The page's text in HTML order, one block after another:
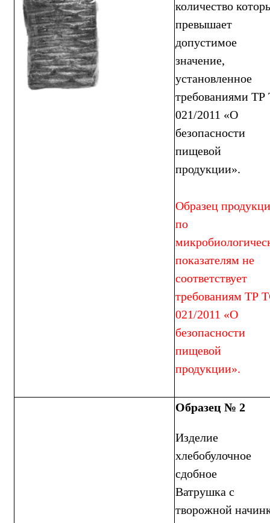
количество
превышает
допустимое
значение,
установленное
требованиями ТР
021/2011 «О
безопасности
пищевой
продукции».
Образец
по
показателям не
соответствует
требованиям ТР
021/2011 «О
безопасности
пищевой
продукции».
Образец № 2
Изделие
хлебобулочное
сдобное
Ватрушка с
творожной